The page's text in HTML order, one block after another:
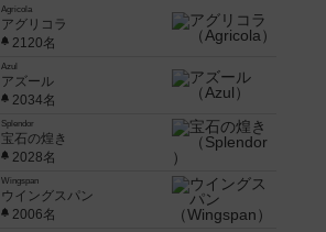
Agricola
アグリコラ
2120名
Azul
アズール
2034名
Splendor
宝石の煌き
2028名
Wingspan
ウイングスパン
2006名